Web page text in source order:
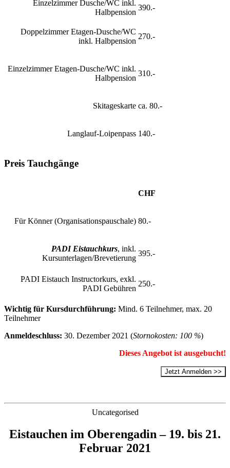
Einzelzimmer Dusche/WC inkl.
Halbpension
390.-
Doppelzimmer Etagen-Dusche/WC
inkl. Halbpension
270.-
Einzelzimmer Etagen-Dusche/WC inkl.
Halbpension
310.-
Skitageskarte ca. 80.-
Langlauf-Loipenpass 140.-
Preis Tauchgänge
CHF
Für Könner (Organisationspauschale) 80.-
PADI Eistauchkurs, inkl.
Kursunterlagen/Brevetierung
395.-
PADI Eistauch Instructorkurs, exkl.
PADI Gebühren
250.-
Wichtig für Kursdurchführung: Mind. 6 Teilnehmer, max. 20
Teilnehmer
Anmeldeschluss: 30. Dezember 2021 (Stornokosten: 100 %)
Dieses Angebot ist ausgebucht!
Jetzt Anmelden >>
Categories
Uncategorised
Eistauchen im Oberengadin – 19. bis 21.
Februar 2021